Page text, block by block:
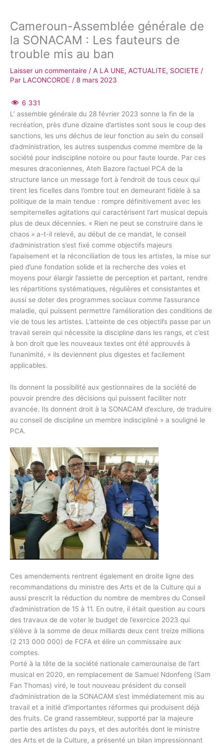
Cameroun-Assemblée générale de
la SONACAM : Les fauteurs de
trouble mis au ban
Laisser un commentaire / A LA UNE, ACTUALITE, SOCIETE /
Par LACONCORDE / 8 mars 2023
6 331
L’ assemble générale du 28 février 2023 sonne la fin de la
recréation, près d’une dizaine d’artistes sont sous le coup des
sanctions, les uns déchus de leur fonction au sein du conseil
d’administration, les autres suspendus comme membre de la
société pour indiscipline notoire ou pour faute lourde. Par ces
mesures draconiennes, Ateh Bazore l’actuel PCA de la
structure lance un message fort à l’endroit de tous ceux qui
tirent les ficelles dans l’ombre tout en demeurant fidèle à sa
politique de la main tendue : rompre définitivement avec les
sempiternelles agitations qui caractérisent l’art musical depuis
plus de deux décennies. « Rien ne peut se construire dans le
chaos » a-t-il relevé, au début de ce mandat, le conseil
d’administration s’est fixé comme objectifs majeurs
l’apaisement et la réconciliation de tous les artistes, la mise sur
pied d’une fondation solide et la recherche des voies et
moyens pour élargir l’assiette de perception et partant, rendre
les répartitions systématiques, régulières et consistantes et
aussi se doter des programmes sociaux comme l’assurance
maladie, qui puissent permettre l’amélioration des conditions de
vie de tous les artistes. L’atteinte de ces objectifs passe par un
travail serein qui nécessite la discipline dans les rangs, et c’est
à bon droit que les nouveaux textes ont été approuvés à
l’unanimité, « ils deviennent plus digestes et facilement
applicables.
Ils donnent la possibilité aux gestionnaires de la société de
pouvoir prendre des décisions qui puissent faciliter notr
avancée. Ils donnent droit à la SONACAM d’exclure, de traduire
au conseil de discipline un membre indiscipliné » a souligné le
PCA.
Ces amendements rentrent également en droite ligne des
recommandations du ministre des Arts et de la Culture qui a
aussi prescrit la réduction du nombre de membres du Conseil
d’administration de 15 à 11. En outre, il était question au cours
des travaux de de voter le budget de l’exercice 2023 qui
s’élève à la somme de deux milliards deux cent treize millions
(2 213 000 000) de FCFA et élire un commissaire aux
comptes.
Porté à la tête de la société nationale camerounaise de l’art
musical en 2020, en remplacement de Samuel Ndonfeng (Sam
Fan Thomas) viré, le tout nouveau président du conseil
d’administration de la SONACAM s’est immédiatement mis au
travail et a initié d’importantes réformes qui produisent déjà
des fruits. Ce grand rassembleur, supporté par la majeure
partie des artistes du pays, et des autorités dont le ministre
des Arts et de la Culture, a présenté un bilan impressionnant